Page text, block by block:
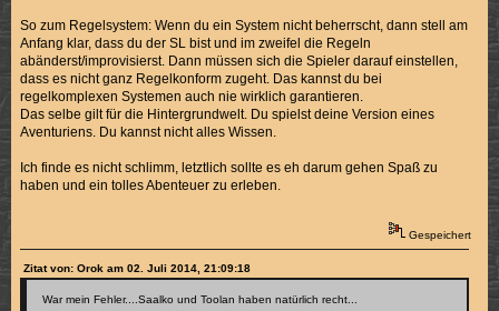
So zum Regelsystem: Wenn du ein System nicht beherrscht, dann stell am
Anfang klar, dass du der SL bist und im zweifel die Regeln
abänderst/improvisierst. Dann müssen sich die Spieler darauf einstellen,
dass es nicht ganz Regelkonform zugeht. Das kannst du bei
regelkomplexen Systemen auch nie wirklich garantieren.
Das selbe gilt für die Hintergrundwelt. Du spielst deine Version eines
Aventuriens. Du kannst nicht alles Wissen.
Ich finde es nicht schlimm, letztlich sollte es eh darum gehen Spaß zu
haben und ein tolles Abenteuer zu erleben.
Gespeichert
Zitat von: Orok am 02. Juli 2014, 21:09:18
War mein Fehler....Saalko und Toolan haben natürlich recht...